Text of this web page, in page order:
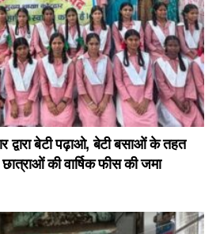
द्वारा बेटी पढ़ाओ, बेटी बसाओं के तहत
की वार्षिक फीस की जमा